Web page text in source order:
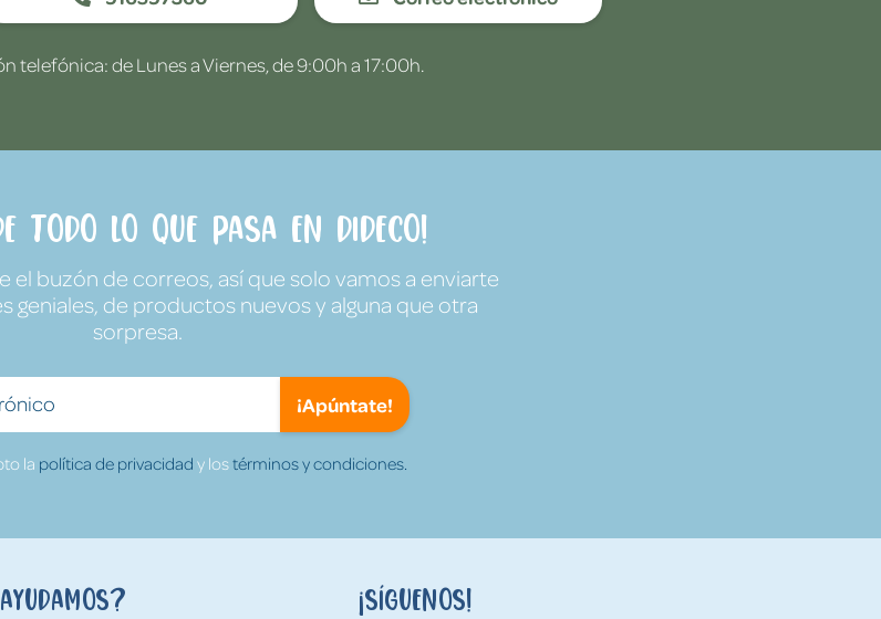
telefónica: de Lunes a Viernes, de 9:00h a 17:00h.
todo lo que pasa en Dideco!
el buzón de correos, así que solo vamos a enviarte
geniales, de productos nuevos y alguna que otra
sorpresa.
¡Apúntate!
la política de privacidad y lostérminos y condiciones.
¡Síguenos!